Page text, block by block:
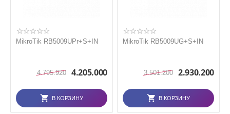
MikroTik RB5009UPr+S+IN
4.795.920 4.205.000
В КОРЗИНУ
MikroTik RB5009UG+S+IN
3.501.200 2.930.200
В КОРЗИНУ